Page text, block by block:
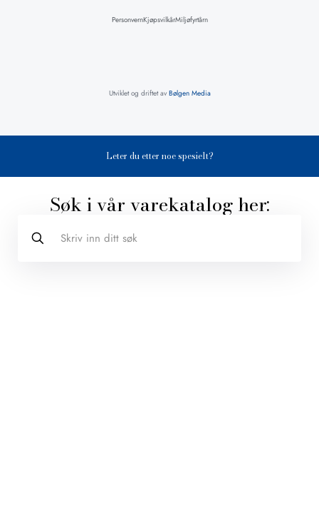
Utviklet og driftet av Bølgen Media
PersonvernKjøpsvilkårMiljøfyrtårn
Leter du etter noe spesielt?
Søk i vår varekatalog her: